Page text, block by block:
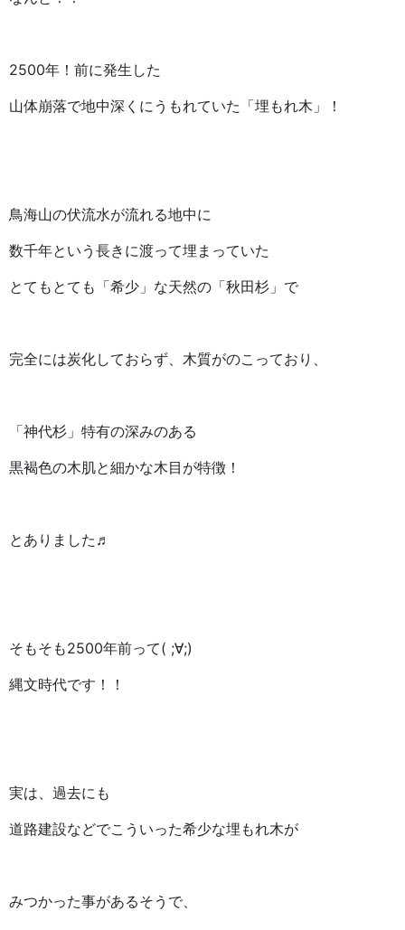
2500年！前に発生した
山体崩落で地中深くにうもれていた「埋もれ木」！
鳥海山の伏流水が流れる地中に
数千年という長きに渡って埋まっていた
とてもとても「希少」な天然の「秋田杉」で
完全には炭化しておらず、木質がのこっており、
「神代杉」特有の深みのある
黒褐色の木肌と細かな木目が特徴！
とありました♬
そもそも2500年前って( ;∀;)
縄文時代です！！
実は、過去にも
道路建設などでこういった希少な埋もれ木が
みつかった事があるそうで、